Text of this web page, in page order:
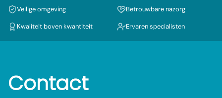
Veilige omgeving Betrouwbare nazorg
Kwaliteit boven kwantiteit Ervaren specialisten
Contact